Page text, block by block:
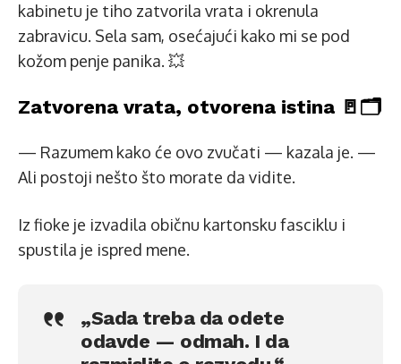
kabinetu je tiho zatvorila vrata i okrenula
zabravicu. Sela sam, osećajući kako mi se pod
kožom penje panika. 💥
Zatvorena vrata, otvorena istina 🚪🗂️
— Razumem kako će ovo zvučati — kazala je. —
Ali postoji nešto što morate da vidite.
Iz fioke je izvadila običnu kartonsku fasciklu i
spustila je ispred mene.
„Sada treba da odete
odavde — odmah. I da